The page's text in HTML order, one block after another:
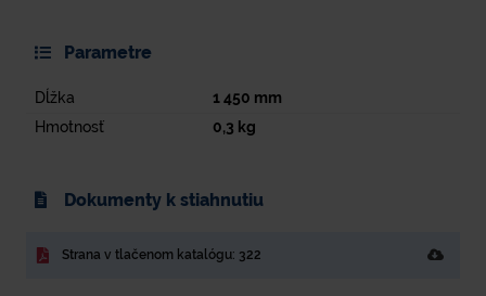
Parametre
Dĺžka 1 450 mm
Hmotnosť
0,3 kg
Dokumenty k stiahnutiu
Strana v tlačenom katalógu: 322